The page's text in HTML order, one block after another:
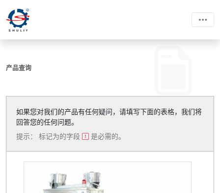
产品查询
如果您对我们的产品有任何疑问，请填写下面的表格，我们将
回答您的任何问题。
提示： 标记为的字段
是必需的。